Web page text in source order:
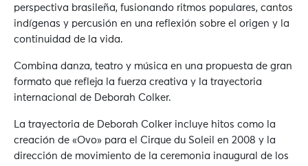
perspectiva brasileña, fusionando ritmos populares, cantos
indígenas y percusión en una reflexión sobre el origen y la
continuidad de la vida.
Combina danza, teatro y música en una propuesta de gran
formato que refleja la fuerza creativa y la trayectoria
internacional de Deborah Colker.
La trayectoria de Deborah Colker incluye hitos como la
creación de «Ovo» para el Cirque du Soleil en 2008 y la
dirección de movimiento de la ceremonia inaugural de los